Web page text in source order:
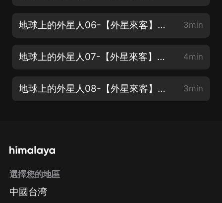
地球上的外星人06-【外星來客】降落沙漠 3min
地球上的外星人07-【外星來客】沙漠里的生命體 4min
地球上的外星人08-【外星來客】地球上的人類 3min
選擇您的地區
中國台湾